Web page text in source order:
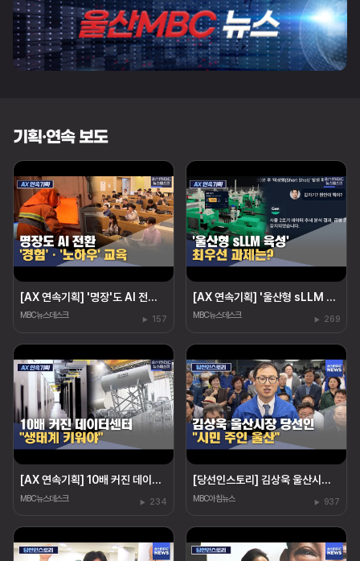
기획·연속 보도
[AX 연속기획] '명장'도 AI 전환‥"경험·노하우도 교육"
MBC뉴스데스크 157
[AX 연속기획] '울산형 sLLM 육성' 최우선 과제는?
MBC뉴스데스크 269
[AX 연속기획] 10배 커진 데이터센터 "생태계 키워야"
MBC뉴스데스크 234
[당선인스토리] 김상욱 울산시장 당선인 "시민 주인 울산"
MBC아침뉴스 937